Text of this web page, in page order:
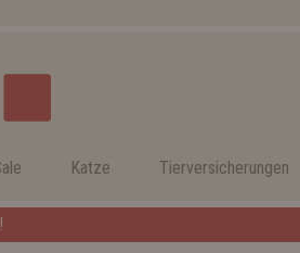
Katze Tierversicherungen